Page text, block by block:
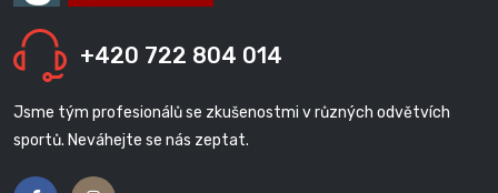
+420 722 804 014
Jsme tým profesionálů se zkušenostmi v různých odvětvích
sportů. Neváhejte se nás zeptat.